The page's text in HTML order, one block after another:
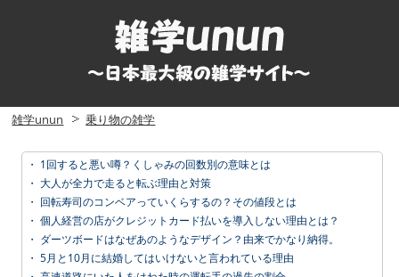
雑学unun 乗り物の雑学
・ 1回すると悪い噂？くしゃみの回数別の意味とは
・ 大人が全力で走ると転ぶ理由と対策
・ 回転寿司のコンベアっていくらするの？その値段とは
・ 個人経営の店がクレジットカード払いを導入しない理由とは？
・ ダーツボードはなぜあのようなデザイン？由来でかなり納得。
・ 5月と10月に結婚してはいけないと言われている理由